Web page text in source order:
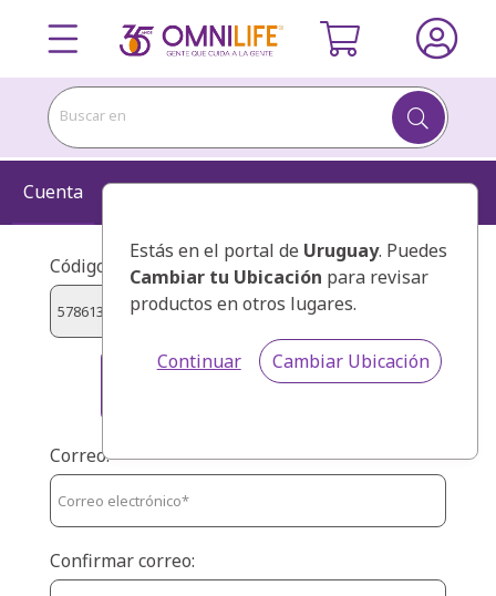
Buscar en
Estás en el portal de Uruguay. Puedes
Cambiar tu Ubicación para revisar
productos en otros lugares.
Continuar Cambiar Ubicación
Cuenta Información Kit Confirmar
Código de presentador:
ALONZO EL FATAYRI FADUA
Correo:
Confirmar correo: